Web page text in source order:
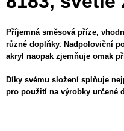
Příjemná směsová příze,
různé doplňky. Nadpoloviční
akryl naopak zjemňuje omak
Díky svému složení splňuje
pro použití na výrobky určené